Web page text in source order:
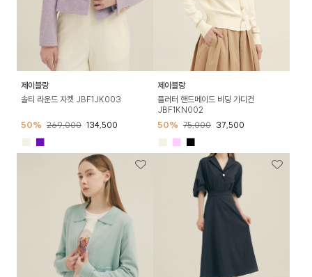
제이블랑
솔티 라운드 자켓 JBF1JK003
50% 269,000 134,500
■
제이블랑
플러터 핸드메이드 비딩 가디건
JBF1KN002
50% 75,000 37,500
■ ■